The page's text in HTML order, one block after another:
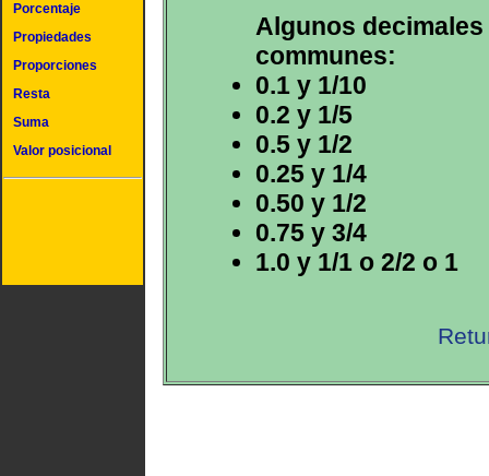
Porcentaje
Propiedades
Proporciones
Resta
Suma
Valor posicional
Algunos
communes:
0.1 y 1/10
0.2 y 1/5
0.5 y 1/2
0.25 y 1/4
0.50 y 1/2
0.75 y 3/4
1.0 y 1/1 o 2/2 o 1